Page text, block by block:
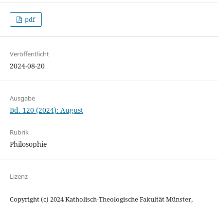
pdf
Veröffentlicht
2024-08-20
Ausgabe
Bd. 120 (2024): August
Rubrik
Philosophie
Lizenz
Copyright (c) 2024 Katholisch-Theologische Fakultät Münster,